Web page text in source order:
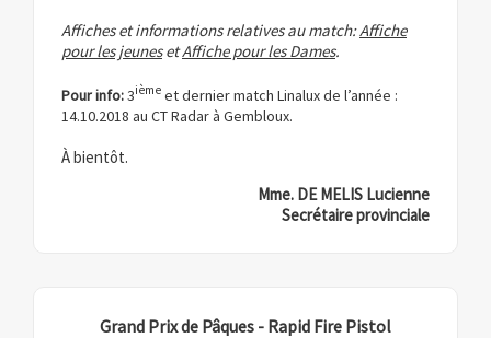
Affiches et informations relatives au match:Affiche
pour les jeunesetAffiche pour les Dames.
Pour info:3ième et dernier match Linalux de l’année :
14.10.2018 au CT Radar à Gembloux.
À bientôt.
Mme. DE MELIS Lucienne
Secrétaire provinciale
Grand Prix de Pâques - Rapid Fire Pistol